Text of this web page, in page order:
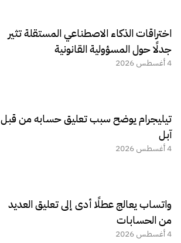
اختراقات الذكاء الاصطناعي المستقلة تثير
جدلًا حول المسؤولية القانونية
4 أغسطس 2026
تيليجرام يوضح سبب تعليق حسابه من قبل
آبل
4 أغسطس 2026
واتساب يعالج عطلًا أدى إلى تعليق العديد
من الحسابات
4 أغسطس 2026